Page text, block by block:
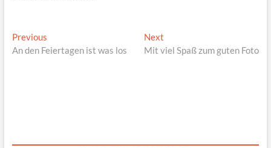
Beitragsnavigation
PreviousPrevious
post:
An den Feiertagen ist was los
Next
post:
Mit viel Spaß zum guten Foto